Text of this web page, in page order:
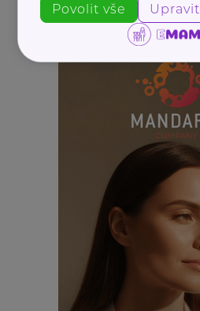
REKLAMA
Povolit vše Upravit